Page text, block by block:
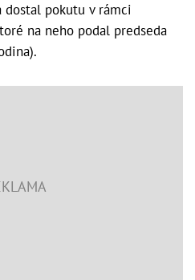
dostal pokutu v rámci
na neho podal predseda